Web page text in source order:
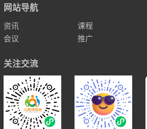
网站导航
资讯 课程
会议
推广
关注交流